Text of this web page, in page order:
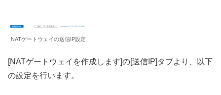
NATゲートウェイの送信IP設定
[NATゲートウェイを作成します]の[送信IP]タブより、以下
の設定を行います。